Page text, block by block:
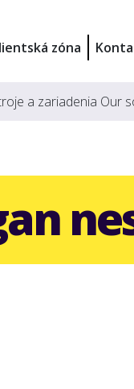
zóna
a zariadenia Our